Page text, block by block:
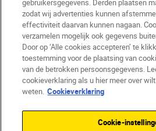
Nikon Store - Algemene
Cookieverklaring
Cookie-instellingen
© 2026 Nikon
gebruikersgegevens. Derden plaatsen
zodat wij advertenties kunnen
effectiviteit daarvan kunnen nagaan.
verzamelen mogelijk ook gegevens
Door op ‘Alle cookies accepteren’ te
toestemming voor de plaatsing van
van de betrokken persoonsgegevens.
cookieverklaring als u hier meer over wilt
weten. Cookieverklaring
Cookie-